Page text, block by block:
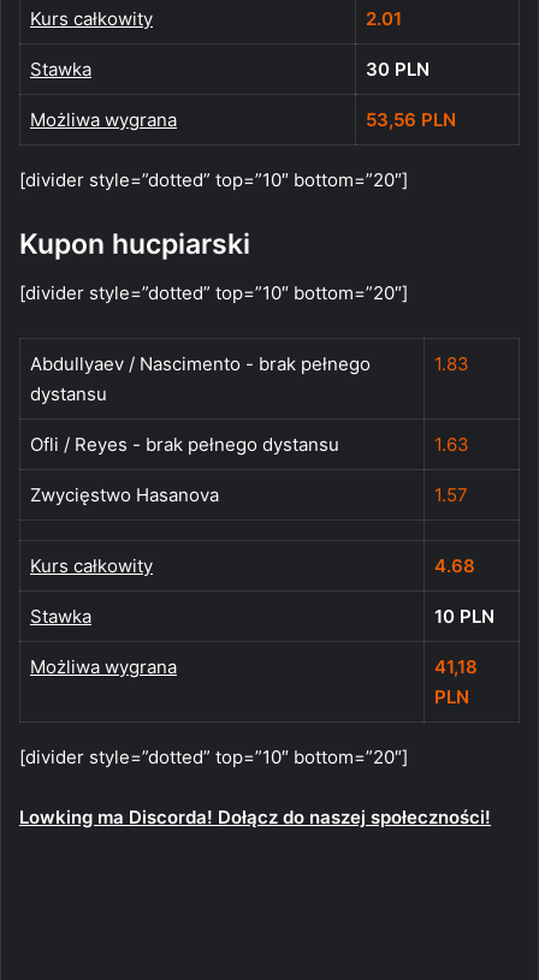
Kurs całkowity 2.01
Stawka 30 PLN
Możliwa wygrana 53,56 PLN
[divider style=”dotted” top=”10″ bottom=”20″]
Kupon hucpiarski
[divider style=”dotted” top=”10″ bottom=”20″]
Abdullyaev / Nascimento - brak pełnego
dystansu
1.83
Ofli / Reyes - brak pełnego dystansu 1.63
Zwycięstwo Hasanova 1.57
Kurs całkowity 4.68
Stawka 10 PLN
Możliwa wygrana
41,18
PLN
[divider style=”dotted” top=”10″ bottom=”20″]
Lowking ma Discorda! Dołącz do naszej społeczności!